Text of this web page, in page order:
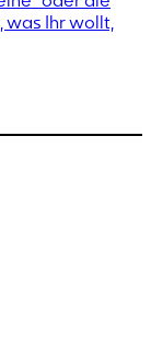
Ihr wollt,